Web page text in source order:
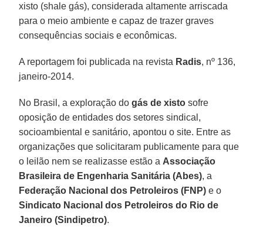
xisto (shale gás), considerada altamente arriscada
para o meio ambiente e capaz de trazer graves
consequências sociais e econômicas.
A reportagem foi publicada na revista Radis, nº 136,
janeiro-2014.
No Brasil, a exploração dogás de xisto sofre
oposição de entidades dos setores sindical,
socioambiental e sanitário, apontou o site. Entre as
organizações que solicitaram publicamente para que
o leilão nem se realizasse estão a Associação
Brasileira de Engenharia Sanitária (Abes), a
Federação Nacional dos Petroleiros (FNP) e o
Sindicato Nacional dos Petroleiros do Rio de
Janeiro (Sindipetro).